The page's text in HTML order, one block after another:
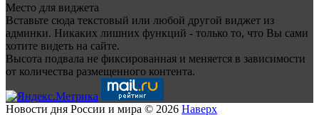
Место для виджета
Вставьте сюда текстовый или любой другой виджет из
админки. Никаких лишних функций - только то, что Вы сами
хотите видеть на сайте.
Высота подвала не фиксированная и меняется в зависимости
от количества размещенного контента.
Новости дня России и мира © 2026 Наверх